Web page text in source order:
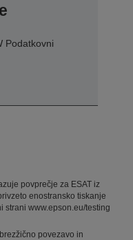
Podatkovni
povprečje za ESAT iz
enostransko tiskanje
strani www.epson.eu/testing
povezavo in